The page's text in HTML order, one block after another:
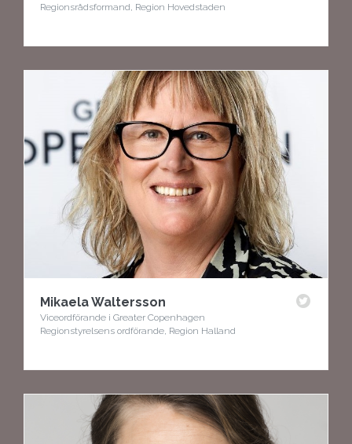
Regionsrådsformand, Region Hovedstaden
Mikaela Waltersson
Viceordförande i Greater Copenhagen
Regionstyrelsens ordförande, Region Halland